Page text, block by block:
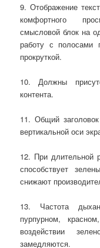
9. Отображение
комфортного
смысловой блок на
работу с полосами
прокруткой.
10. Должны
контента.
11. Общий
вертикальной оси
12. При длительной
способствует
снижают
13. Частота
пурпурном,
воздействии
замедляются.